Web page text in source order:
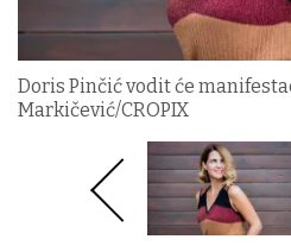
Doris Pinčić vodit će
Markičević/CROPIX